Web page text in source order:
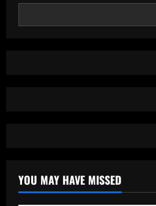
Diharapkan
Game
YOU MAY HAVE MISSED